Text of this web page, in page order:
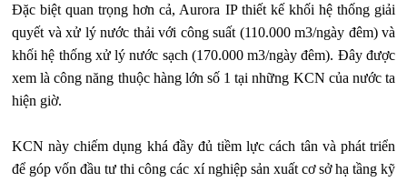
Đặc biệt quan trọng hơn cả, Aurora IP thiết kế khối hệ thống giải
quyết và xử lý nước thải với công suất (110.000 m3/ngày đêm) và
khối hệ thống xử lý nước sạch (170.000 m3/ngày đêm). Đây được
xem là công năng thuộc hàng lớn số 1 tại những KCN của nước ta
hiện giờ.
KCN này chiếm dụng khá đầy đủ tiềm lực cách tân và phát triển
để góp vốn đầu tư thi công các xí nghiệp sản xuất cơ sở hạ tầng kỹ